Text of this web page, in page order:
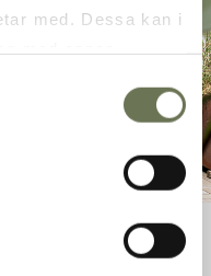
med. Dessa kan i
deras tjänster. Läs
de un
fría. Nuestro
días de